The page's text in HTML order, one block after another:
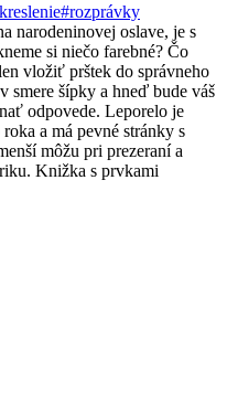
#rozprávky
narodeninovej oslave, je s
si niečo farebné? Čo
vložiť prštek do správneho
šípky a hneď bude váš
odpovede. Leporelo je
a má pevné stránky s
môžu pri prezeraní a
Knižka s prvkami